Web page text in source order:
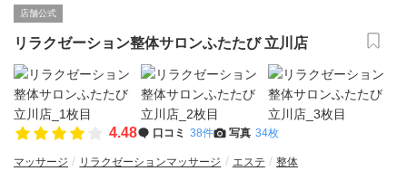
店舗公式
リラクゼーション整体サロンふたたび 立川店
4.48 口コミ 38件 写真 34枚
マッサージ リラクゼーションマッサージ エステ 整体